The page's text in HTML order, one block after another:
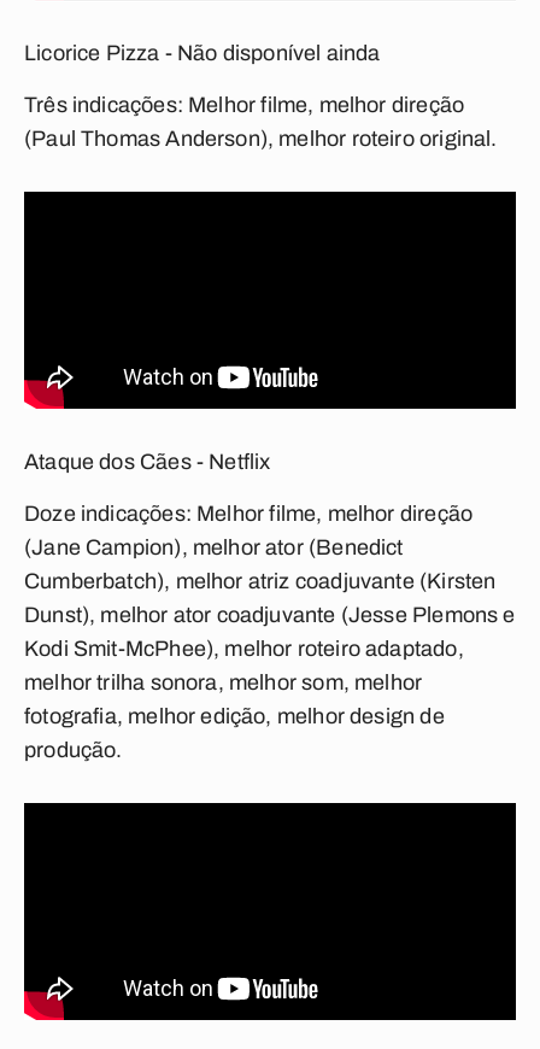
Licorice Pizza - Não disponível ainda
Três indicações: Melhor filme, melhor direção
(Paul Thomas Anderson), melhor roteiro original.
Ataque dos Cães - Netflix
Doze indicações: Melhor filme, melhor direção
(Jane Campion), melhor ator (Benedict
Cumberbatch), melhor atriz coadjuvante (Kirsten
Dunst), melhor ator coadjuvante (Jesse Plemons e
Kodi Smit-McPhee), melhor roteiro adaptado,
melhor trilha sonora, melhor som, melhor
fotografia, melhor edição, melhor design de
produção.